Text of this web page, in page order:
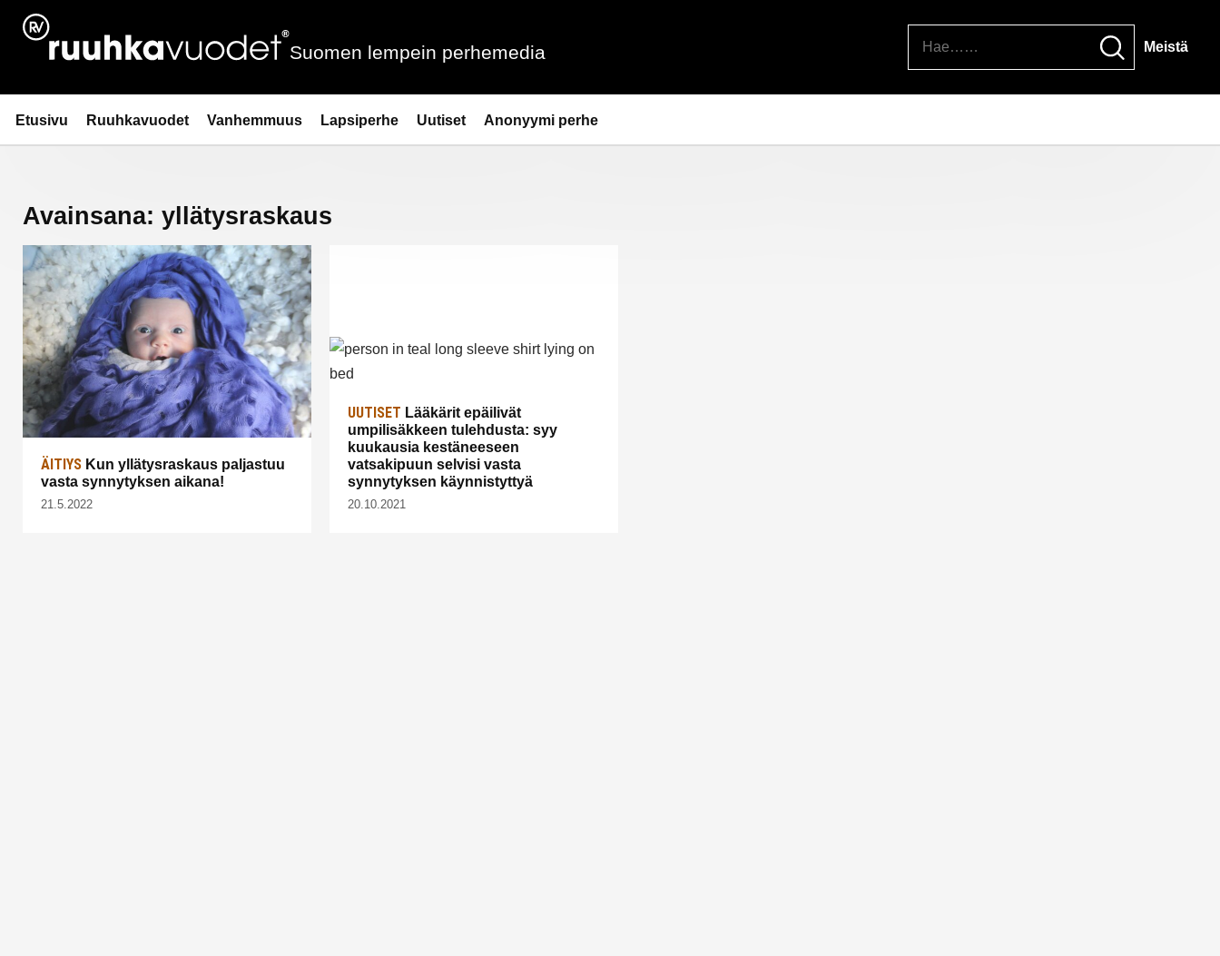
Siirry
sisältöön
Ruuhkavuodet.fi
Suomen lempein perhemedia Meistä
Etusivu Ruuhkavuodet Vanhemmuus Lapsiperhe Uutiset Anonyymi perhe
Avainsana: yllätysraskaus
ÄITIYS Kun yllätysraskaus paljastuu
vasta synnytyksen aikana!
21.5.2022
UUTISET Lääkärit epäilivät
umpilisäkkeen tulehdusta: syy
kuukausia kestäneeseen
vatsakipuun selvisi vasta
synnytyksen käynnistyttyä
20.10.2021